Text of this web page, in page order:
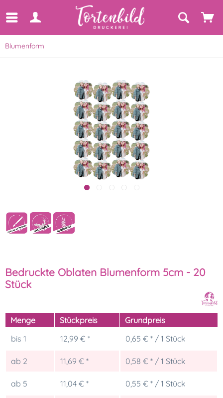
Blumenform
Bedruckte Oblaten Blumenform 5cm - 20
Stück
Menge Stückpreis
Grundpreis
bis 1 12,99 € * 0,65 € * / 1 Stück
ab 2 11,69 € * 0,58 € * / 1 Stück
ab 5 11,04 € * 0,55 € * / 1 Stück